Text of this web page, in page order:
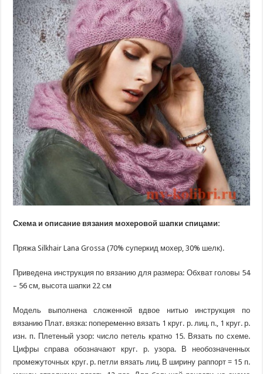
Схема и описание вязания мохеровой шапки спицами:
Пряжа Silkhair Lana Grossa (70% суперкид мохер, 30% шелк).
Приведена инструкция по вязанию для размера: Обхват головы 54
– 56 см, высота шапки 22 см
Модель выполнена сложенной вдвое нитью инструкция по
вязанию Плат. вязка: попеременно вязать 1 круг. р. лиц. п., 1 круг. р.
изн. п. Плетеный узор: число петель кратно 15. Вязать по схеме.
Цифры справа обозначают круг. р. узора. В необозначенных
промежуточных круг. р. петли вязать лиц. В ширину раппорт = 15 п.